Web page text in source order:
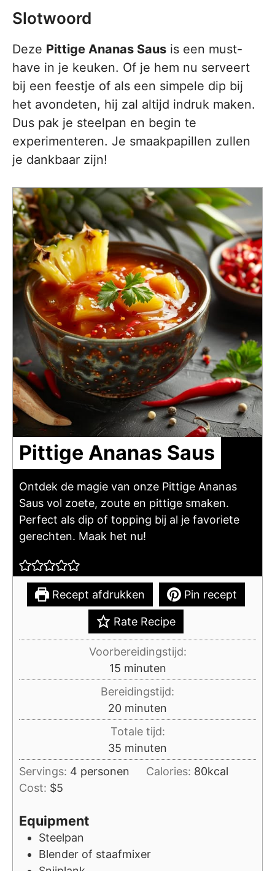
Slotwoord
Deze Pittige Ananas Saus is een must-
have in je keuken. Of je hem nu serveert
bij een feestje of als een simpele dip bij
het avondeten, hij zal altijd indruk maken.
Dus pak je steelpan en begin te
experimenteren. Je smaakpapillen zullen
je dankbaar zijn!
Pittige Ananas Saus
Ontdek de magie van onze Pittige Ananas
Saus vol zoete, zoute en pittige smaken.
Perfect als dip of topping bij al je favoriete
gerechten. Maak het nu!
Recept afdrukken Pin recept
Rate Recipe
Voorbereidingstijd:
15minuten
minuten
Bereidingstijd:
20minuten
minuten
Totale tijd:
35 minuten
minuten
Servings: 4 personen Calories: 80kcal
Cost: $5
Equipment
Steelpan
Blender of staafmixer